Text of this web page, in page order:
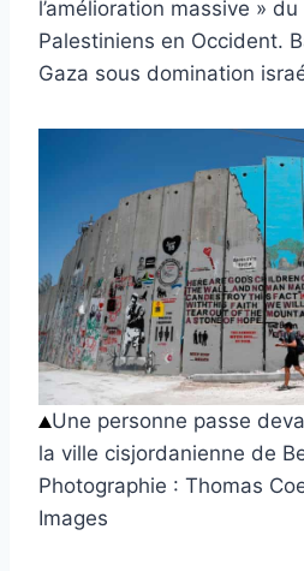
l’amélioration massive »
Palestiniens en Occident.
Gaza sous domination
Une personne passe
la ville cisjordanienne de
Photographie : Thomas
Images